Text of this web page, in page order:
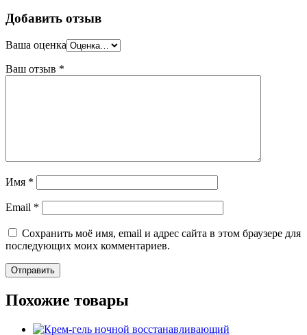
Добавить отзыв
Ваша оценка
Ваш отзыв *
Имя *
Email *
Сохранить моё имя, email и адрес сайта в этом браузере для
последующих моих комментариев.
Похожие товары